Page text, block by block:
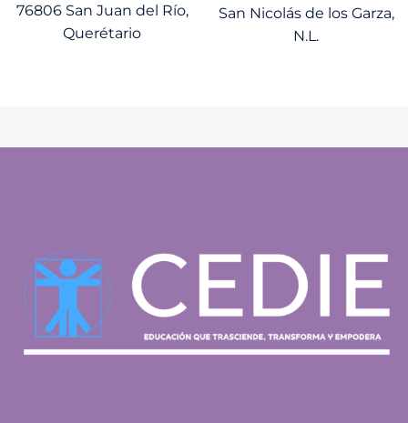
76806 San Juan del Río,
Querétario
San Nicolás de los Garza,
N.L.